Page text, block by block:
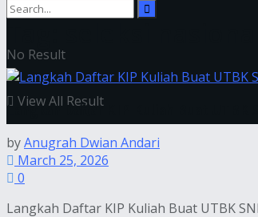
No Result
View All Result
Langkah Daftar KIP Kuliah Buat UTBK
byAnugrah Dwian Andari
March 25, 2026
0
Langkah Daftar KIP Kuliah Buat UTBK